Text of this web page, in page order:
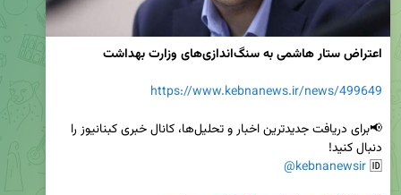
اعتراض ستار هاشمی به سنگ‌اندازی‌های وزارت بهداشت
https://www.kebnanews.ir/news/499649
🆔
@kebnanewsir